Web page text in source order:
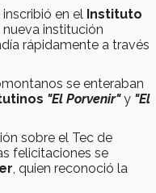
en el Instituto
institución
rápidamente a través
se enteraban
"El Porvenir"y "El
sobre el Tec de
felicitaciones se
, quien reconoció la